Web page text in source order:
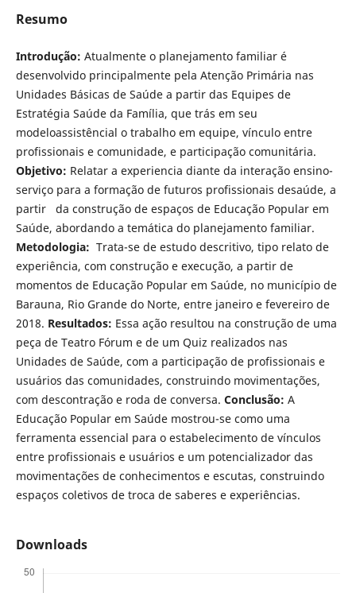
Resumo
Introdução: Atualmente o planejamento familiar é
desenvolvido principalmente pela Atenção Primária nas
Unidades Básicas de Saúde a partir das Equipes de
Estratégia Saúde da Família, que trás em seu
modeloassistêncial o trabalho em equipe, vínculo entre
profissionais e comunidade, e participação comunitária.
Objetivo: Relatar a experiencia diante da interação ensino-
serviço para a formação de futuros profissionais desaúde, a
partir da construção de espaços de Educação Popular em
Saúde, abordando a temática do planejamento familiar.
Metodologia: Trata-se de estudo descritivo, tipo relato de
experiência, com construção e execução, a partir de
momentos de Educação Popular em Saúde, no município de
Barauna, Rio Grande do Norte, entre janeiro e fevereiro de
2018. Resultados: Essa ação resultou na construção de uma
peça de Teatro Fórum e de um Quiz realizados nas
Unidades de Saúde, com a participação de profissionais e
usuários das comunidades, construindo movimentações,
com descontração e roda de conversa. Conclusão: A
Educação Popular em Saúde mostrou-se como uma
ferramenta essencial para o estabelecimento de vínculos
entre profissionais e usuários e um potencializador das
movimentações de conhecimentos e escutas, construindo
espaços coletivos de troca de saberes e experiências.
Downloads